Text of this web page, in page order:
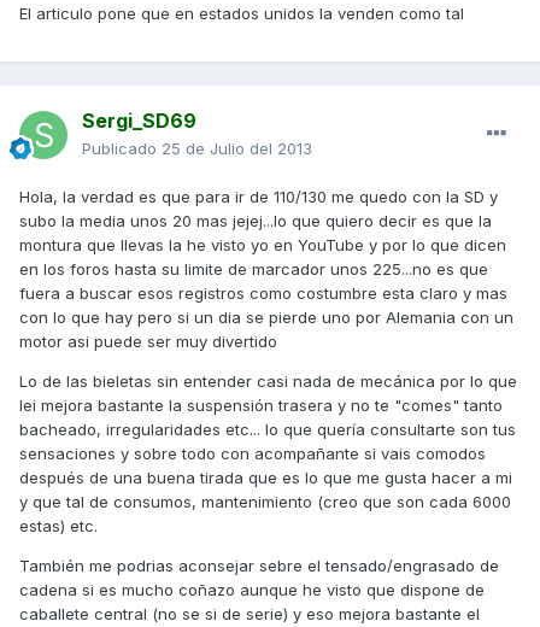
El articulo pone que en estados unidos la venden como tal
Sergi_SD69
Publicado 25 de Julio del 2013
Hola, la verdad es que para ir de 110/130 me quedo con la SD y
subo la media unos 20 mas jejej...lo que quiero decir es que la
montura que llevas la he visto yo en YouTube y por lo que dicen
en los foros hasta su limite de marcador unos 225...no es que
fuera a buscar esos registros como costumbre esta claro y mas
con lo que hay pero si un dia se pierde uno por Alemania con un
motor asi puede ser muy divertido
Lo de las bieletas sin entender casi nada de mecánica por lo que
lei mejora bastante la suspensión trasera y no te "comes" tanto
bacheado, irregularidades etc... lo que quería consultarte son tus
sensaciones y sobre todo con acompañante si vais comodos
después de una buena tirada que es lo que me gusta hacer a mi
y que tal de consumos, mantenimiento (creo que son cada 6000
estas) etc.
También me podrias aconsejar sebre el tensado/engrasado de
cadena si es mucho coñazo aunque he visto que dispone de
caballete central (no se si de serie) y eso mejora bastante el